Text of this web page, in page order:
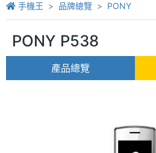
手機王 品牌總覽 PONY
PONY P538
產品總覽